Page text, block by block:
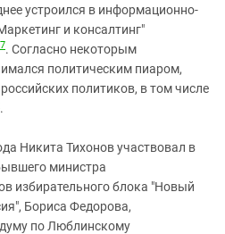
устроился в информационно-
и консалтинг"
7. Согласно некоторым
политическим пиаром,
политиков, в том числе
.
Никита Тихонов участвовал в
министра
избирательного блока "Новый
Бориса Федорова,
по Люблинскому